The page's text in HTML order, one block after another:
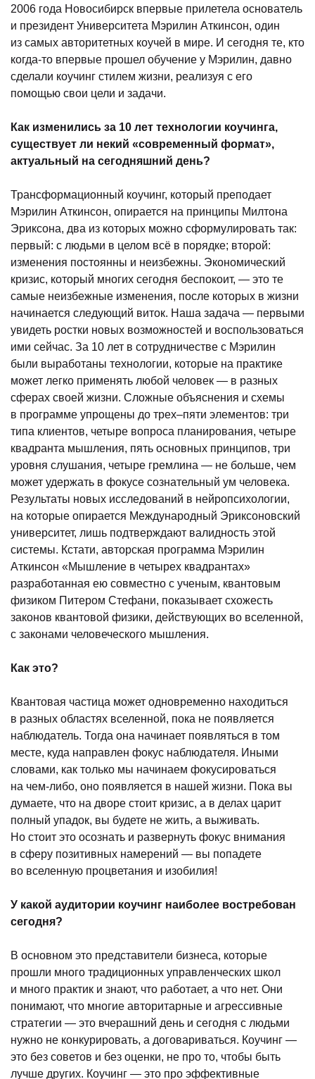
2006 года Новосибирск впервые прилетела основатель
и президент Университета Мэрилин Аткинсон, один
из самых авторитетных коучей в мире. И сегодня те, кто
когда-то впервые прошел обучение у Мэрилин, давно
сделали коучинг стилем жизни, реализуя с его
помощью свои цели и задачи.
Как изменились за 10 лет технологии коучинга,
существует ли некий «современный формат»,
актуальный на сегодняшний день?
Трансформационный коучинг, который преподает
Мэрилин Аткинсон, опирается на принципы Милтона
Эриксона, два из которых можно сформулировать так:
первый: с людьми в целом всё в порядке; второй:
изменения постоянны и неизбежны. Экономический
кризис, который многих сегодня беспокоит, — это те
самые неизбежные изменения, после которых в жизни
начинается следующий виток. Наша задача — первыми
увидеть ростки новых возможностей и воспользоваться
ими сейчас. За 10 лет в сотрудничестве с Мэрилин
были выработаны технологии, которые на практике
может легко применять любой человек — в разных
сферах своей жизни. Сложные объяснения и схемы
в программе упрощены до трех–пяти элементов: три
типа клиентов, четыре вопроса планирования, четыре
квадранта мышления, пять основных принципов, три
уровня слушания, четыре гремлина — не больше, чем
может удержать в фокусе сознательный ум человека.
Результаты новых исследований в нейропсихологии,
на которые опирается Международный Эриксоновский
университет, лишь подтверждают валидность этой
системы. Кстати, авторская программа Мэрилин
Аткинсон «Мышление в четырех квадрантах»
разработанная ею совместно с ученым, квантовым
физиком Питером Стефани, показывает схожесть
законов квантовой физики, действующих во вселенной,
с законами человеческого мышления.
Как это?
Квантовая частица может одновременно находиться
в разных областях вселенной, пока не появляется
наблюдатель. Тогда она начинает появляться в том
месте, куда направлен фокус наблюдателя. Иными
словами, как только мы начинаем фокусироваться
на чем-либо, оно появляется в нашей жизни. Пока вы
думаете, что на дворе стоит кризис, а в делах царит
полный упадок, вы будете не жить, а выживать.
Но стоит это осознать и развернуть фокус внимания
в сферу позитивных намерений — вы попадете
во вселенную процветания и изобилия!
У какой аудитории коучинг наиболее востребован
сегодня?
В основном это представители бизнеса, которые
прошли много традиционных управленческих школ
и много практик и знают, что работает, а что нет. Они
понимают, что многие авторитарные и агрессивные
стратегии — это вчерашний день и сегодня с людьми
нужно не конкурировать, а договариваться. Коучинг —
это без советов и без оценки, не про то, чтобы быть
лучше других. Коучинг — это про эффективные